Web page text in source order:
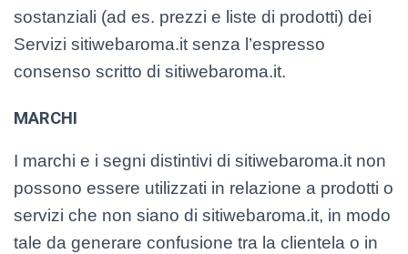
sostanziali (ad es. prezzi e liste di prodotti) dei
Servizi sitiwebaroma.it senza l’espresso
consenso scritto di sitiwebaroma.it.
MARCHI
I marchi e i segni distintivi di sitiwebaroma.it non
possono essere utilizzati in relazione a prodotti o
servizi che non siano di sitiwebaroma.it, in modo
tale da generare confusione tra la clientela o in